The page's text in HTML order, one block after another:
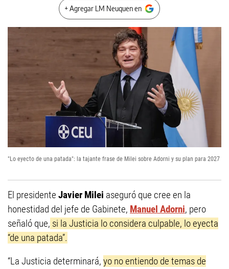
+ Agregar LM Neuquen en
"Lo eyecto de una patada": la tajante frase de Milei sobre Adorni y su plan para 2027
El presidente Javier Milei aseguró que cree en la
honestidad del jefe de Gabinete, Manuel Adorni, pero
señaló que, si la Justicia lo considera culpable, lo eyecta
“de una patada”.
“La Justicia determinará, yo no entiendo de temas de